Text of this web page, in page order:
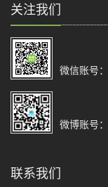
关注我们
微信账号：
微博账号：
联系我们